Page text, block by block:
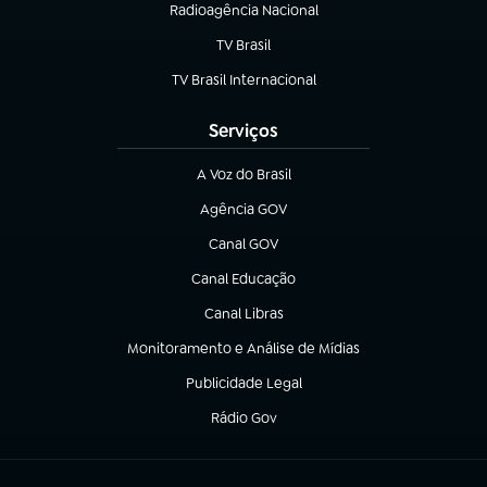
Radioagência Nacional
(abre em nova aba)
TV Brasil
(abre em nova aba)
TV Brasil Internacional
(abre em nova aba)
Serviços
A Voz do Brasil
(abre em nova aba)
Agência GOV
(abre em nova aba)
Canal GOV
(abre em nova aba)
Canal Educação
(abre em nova aba)
Canal Libras
(abre em nova aba)
Monitoramento e Análise de Mídias
(abre em nova aba)
Publicidade Legal
(abre em nova aba)
Rádio Gov
(abre em nova aba)